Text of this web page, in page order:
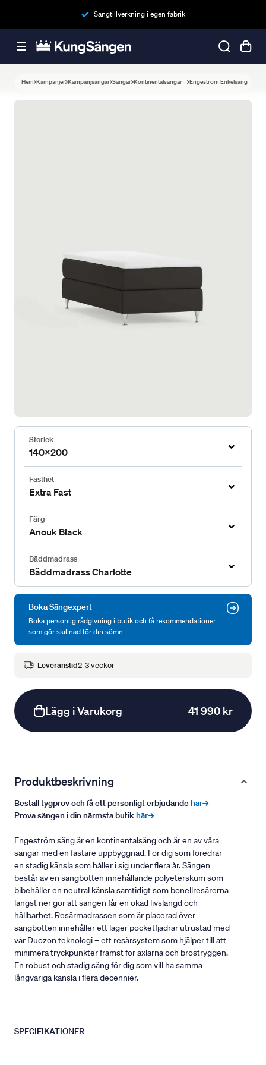
Sängtillverkning i egen fabrik
Hem Kampanjer Kampanjsängar Sängar Kontinentalsängar Engeström Enkelsäng
Storlek
140x200
Fasthet
Extra Fast
Färg
Anouk Black
Bäddmadrass
Bäddmadrass Charlotte
Boka Sängexpert
Boka personlig rådgivning i butik och få rekommendationer
som gör skillnad för din sömn.
Leveranstid2-3 veckor
Lägg i Varukorg 41 990 kr
Produktbeskrivning
Beställ tygprov och få ett personligt erbjudandehär→
Prova sängen i din närmsta butikhär→
Engeström säng är en kontinentalsäng och är en av våra
sängar med en fastare uppbyggnad. För dig som föredrar
en stadig känsla som håller i sig under flera år. Sängen
består av en sängbotten innehållande polyeterskum som
bibehåller en neutral känsla samtidigt som bonellresårerna
längst ner gör att sängen får en ökad livslängd och
hållbarhet. Resårmadrassen som är placerad över
sängbotten innehåller ett lager pocketfjädrar utrustad med
vår Duozon teknologi – ett resårsystem som hjälper till att
minimera tryckpunkter främst för axlarna och bröstryggen.
En robust och stadig säng för dig som vill ha samma
långvariga känsla i flera decennier.
SPECIFIKATIONER